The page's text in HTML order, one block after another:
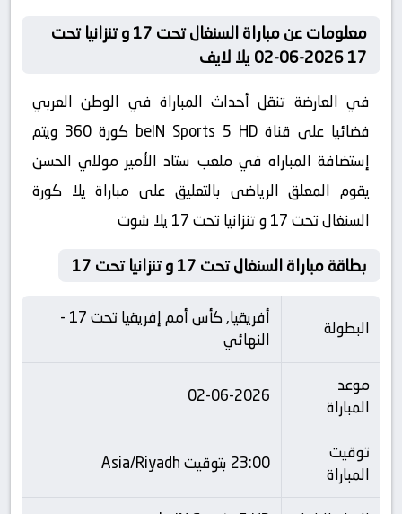
معلومات عن مباراة السنغال تحت 17 و تنزانيا تحت
17 2026-06-02 يلا لايف
في العارضة تنقل أحداث المباراة في الوطن العربي
فضائيا على قناة beIN Sports 5 HD كورة 360 ويتم
إستضافة المباراه في ملعب ستاد الأمير مولاي الحسن
يقوم المعلق الرياضى بالتعليق على مباراة يلا كورة
السنغال تحت 17 و تنزانيا تحت 17 يلا شوت
بطاقة مباراة السنغال تحت 17 و تنزانيا تحت 17
البطولة
أفريقيا, كأس أمم إفريقيا تحت 17 -
النهائي
موعد
المباراة
02-06-2026
توقيت
المباراة
23:00 بتوقيت Asia/Riyadh